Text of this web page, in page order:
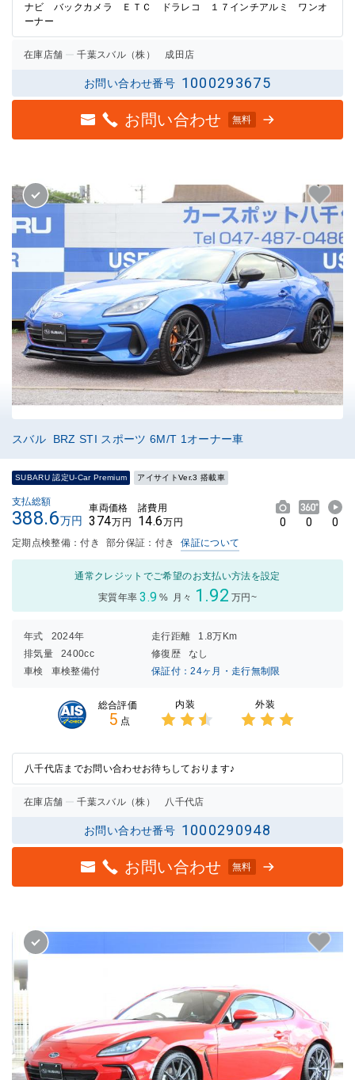
ナビ バックカメラ ＥＴＣ ドラレコ １７インチアルミ ワンオ
ーナー
在庫店舗 千葉スバル（株） 成田店
お問い合わせ番号 1000293675
お問い合わせ 無料
スバル BRZ STI スポーツ 6M/T 1オーナー車
SUBARU 認定U-Car Premium アイサイトVer.3 搭載車
支払総額
388.6万円
車両価格
374万円
諸費用
14.6万円 0 0 0
定期点検整備：付き 部分保証：付き 保証について
通常クレジットでご希望のお支払い方法を設定
実質年率 3.9 % 月々 1.92 万円~
年式 2024年 走行距離
1.8万Km
排気量
2400cc 修復歴
なし
車検
車検整備付 保証付：24ヶ月・走行無制限
総合評価
5 点
内装
2.5点
の評価
外装
3点の
八千代店までお問い合わせお待ちしております♪
在庫店舗 千葉スバル（株） 八千代店
お問い合わせ番号 1000290948
お問い合わせ 無料